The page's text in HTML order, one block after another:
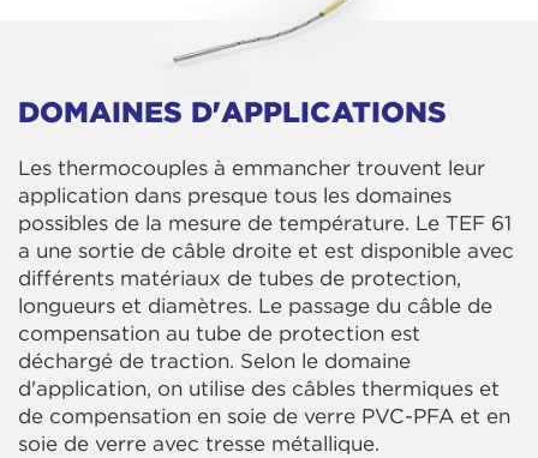
DOMAINES D'APPLICATIONS
Les thermocouples à emmancher trouvent leur
application dans presque tous les domaines
possibles de la mesure de température. Le TEF 61
a une sortie de câble droite et est disponible avec
différents matériaux de tubes de protection,
longueurs et diamètres. Le passage du câble de
compensation au tube de protection est
déchargé de traction. Selon le domaine
d'application, on utilise des câbles thermiques et
de compensation en soie de verre PVC-PFA et en
soie de verre avec tresse métallique.